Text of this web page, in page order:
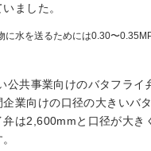
ました。
水を送るためには0.30〜
共事業向けのバタフラ
業向けの口径の大きいバ
は2,600mmと口径が大